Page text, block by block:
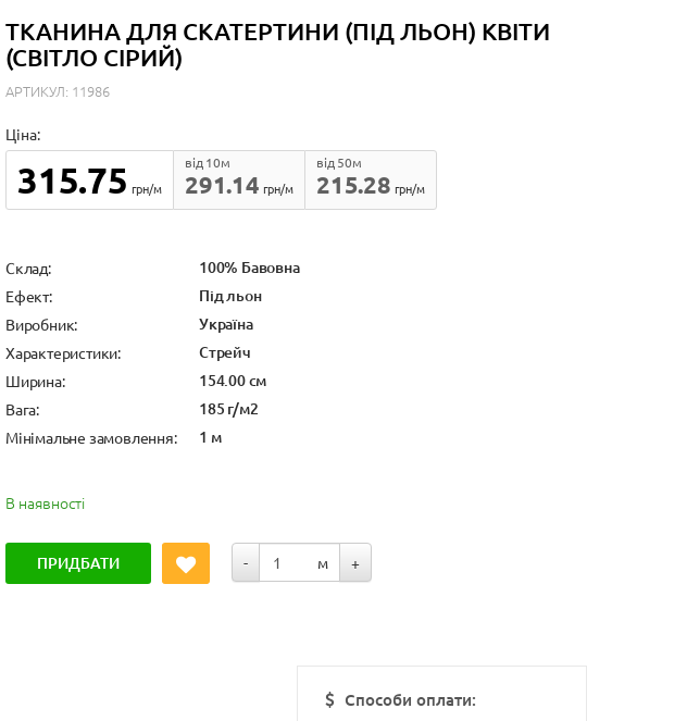
ТКАНИНА ДЛЯ СКАТЕРТИНИ (ПІД ЛЬОН) КВІТИ
(СВІТЛО СІРИЙ)
АРТИКУЛ: 11986
Ціна:
315.75 грн/м 291.14
від 10м
грн/м
215.28
від 50м
грн/м
Cклад: 100% Бавовна
Ефект: Під льон
Виробник: Україна
Характеристики: Стрейч
Ширина: 154.00 см
Вага: 185 г/м2
Мінімальне замовлення: 1 м
В наявності
ПРИДБАТИ - м +
Способи оплати: